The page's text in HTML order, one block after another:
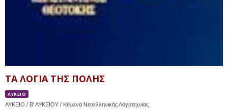
ΤΑ ΛΟΓΙΑ ΤΗΣ ΠΟΛΗΣ
ΛΥΚΕΙΟ
ΛΥΚΕΙΟ / Β' ΛΥΚΕΙΟΥ / Κείμενα Νεοελληνικής Λογοτεχνίας